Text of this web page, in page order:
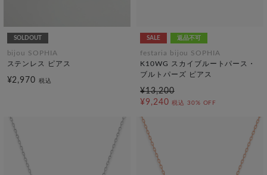
SOLDOUT
bijou SOPHIA
ステンレス ピアス
¥2,970税込
SALE 返品不可
festaria bijou SOPHIA
K10WG スカイブルートパース・
ブルトパーズ ピアス
¥13,200
¥9,240 税込 30% OFF